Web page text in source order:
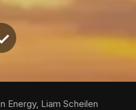
Energy, Liam Scheilen